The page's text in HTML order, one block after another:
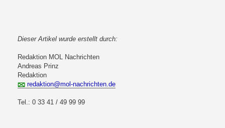
Dieser Artikel wurde erstellt durch:
Redaktion MOL Nachrichten
Andreas Prinz
Redaktion
redaktion@mol-nachrichten.de
Tel.: 0 33 41 / 49 99 99